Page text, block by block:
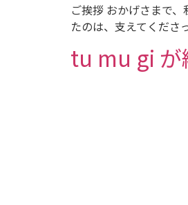
ご挨拶 おかげさまで
たのは、支えてくだ
tu mu gi が